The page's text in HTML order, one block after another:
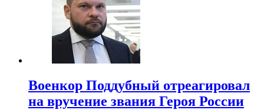
Военкор Поддубный отреагировал
на вручение звания Героя России